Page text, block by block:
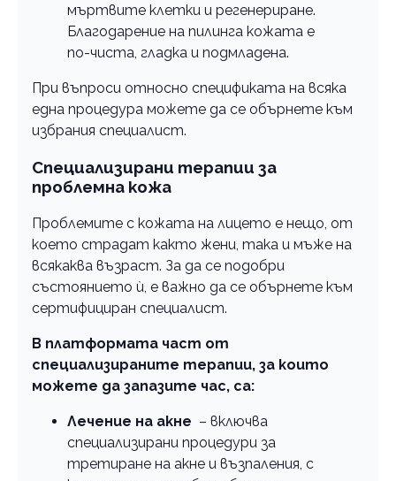
мъртвите клетки и регенериране.
Благодарение на пилинга кожата е
по-чиста, гладка и подмладена.
При въпроси относно спецификата на всяка
една процедура можете да се обърнете към
избрания специалист.
Специализирани терапии за
проблемна кожа
Проблемите с кожата на лицето е нещо, от
което страдат както жени, така и мъже на
всякаква възраст. За да се подобри
състоянието ѝ, е важно да се обърнете към
сертифициран специалист.
В платформата част от
специализираните терапии, за които
можете да запазите час, са:
Лечение на акне – включва
специализирани процедури за
третиране на акне и възпаления, с